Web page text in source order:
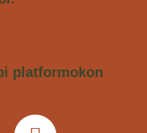
platformokon